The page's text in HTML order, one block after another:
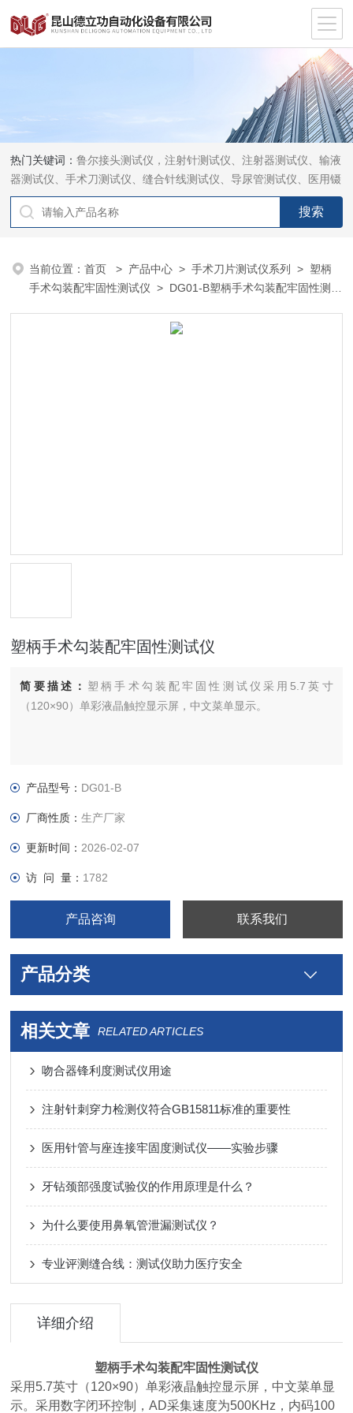
热门关键词：鲁尔接头测试仪，注射针测试仪、注射器测试仪、输液
器测试仪、手术刀测试仪、缝合针线测试仪、导尿管测试仪、医用镊
钳测试仪、导引管导丝测试仪、针灸针测试仪、留置针测试仪
当前位置：首页 > 产品中心 >手术刀片测试仪系列 > 塑柄
手术勾装配牢固性测试仪 > DG01-B塑柄手术勾装配牢固性测试
塑柄手术勾装配牢固性测试仪
简要描述： 塑柄手术勾装配牢固性测试仪采用5.7英寸
（120×90）单彩液晶触控显示屏，中文菜单显示。
产品型号： DG01-B
厂商性质：生产厂家
更新时间： 2026-02-07
访 问 量： 1782
产品咨询 联系我们
产品分类
相关文章 RELATED ARTICLES
吻合器锋利度测试仪用途
注射针刺穿力检测仪符合GB15811标准的重要性
医用针管与座连接牢固度测试仪——实验步骤
牙钻颈部强度试验仪的作用原理是什么？
为什么要使用鼻氧管泄漏测试仪？
专业评测缝合线：测试仪助力医疗安全
详细介绍
塑柄手术勾装配牢固性测试仪
采用5.7英寸（120×90）单彩液晶触控显示屏，中文菜单显
示。采用数字闭环控制，AD采集速度为500KHz，内码100